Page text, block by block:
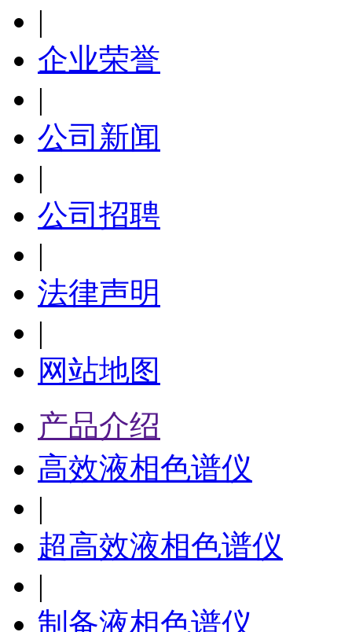
|
企业荣誉
|
公司新闻
|
公司招聘
|
法律声明
|
网站地图
产品介绍
高效液相色谱仪
|
超高效液相色谱仪
|
制备液相色谱仪